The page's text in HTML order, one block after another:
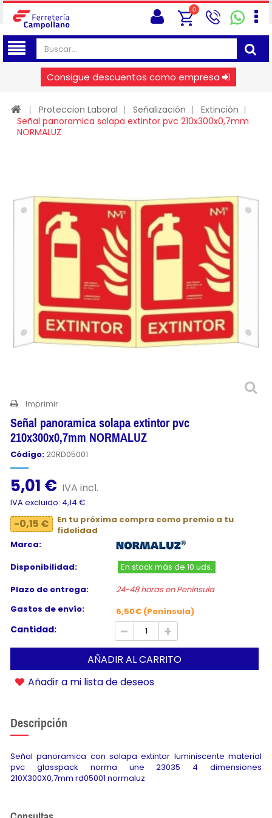
0
Consigue descuentos como empresa
Proteccion Laboral Señalización
Extinción
Señal panoramica solapa extintor pvc 210x300x0,7mm
NORMALUZ
Imprimir
Señal panoramica solapa extintor pvc
210x300x0,7mm NORMALUZ
Código:20RD05001
5,01 € IVA incl.
IVA excluido: 4,14 €
-0,15 €
En tu próxima compra como premio a tu
fidelidad
Marca:
Disponibilidad:
En stock más de 10 uds.
Plazo de entrega:
24-48 horas en Península
Gastos de envío:
6,50€ (Península)
Cantidad:
AÑADIR AL CARRITO
Añadir a mi lista de deseos
Descripción
Señal panoramica con solapa extintor luminiscente material
pvc glasspack norma une 23035 4 dimensiones
210X300X0,7mm rd05001 normaluz